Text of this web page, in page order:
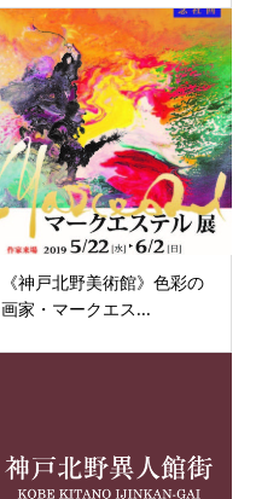
《神戸北野美術館》色彩の
画家・マークエス...